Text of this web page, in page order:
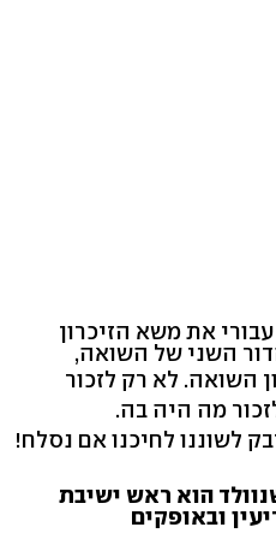
את משא הזיכרון
השני של השואה,
השואה. לא רק לזכור
מה היה בה.
לשוננו לחיכנו אם נסלח!
הוא ראש ישיבת
ובאופקים